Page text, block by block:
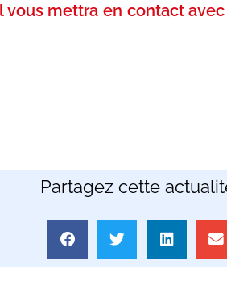
mettra en contact
Partagez cette